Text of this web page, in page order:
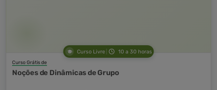
Curso Livre 10 a 30 horas
Curso Grátis de
Noções de Dinâmicas de Grupo